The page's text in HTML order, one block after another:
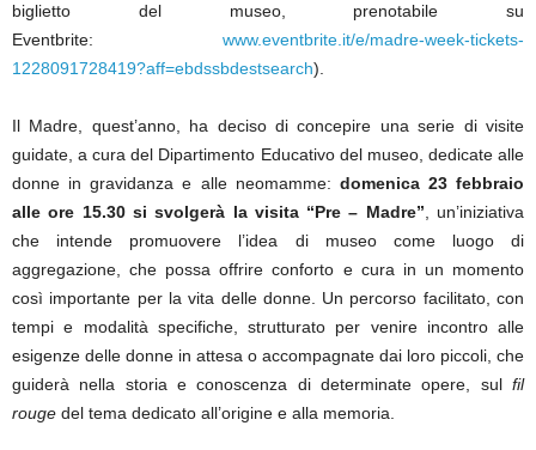
biglietto del museo, prenotabile su
Eventbrite: www.eventbrite.it/e/madre-week-tickets-
1228091728419?aff=ebdssbdestsearch).
Il Madre, quest’anno, ha deciso di concepire una serie di visite
guidate, a cura del Dipartimento Educativo del museo, dedicate alle
donne in gravidanza e alle neomamme: domenica 23 febbraio
alle ore 15.30 si svolgerà la visita “Pre – Madre” , un’iniziativa
che intende promuovere l’idea di museo come luogo di
aggregazione, che possa offrire conforto e cura in un momento
così importante per la vita delle donne. Un percorso facilitato, con
tempi e modalità specifiche, strutturato per venire incontro alle
esigenze delle donne in attesa o accompagnate dai loro piccoli, che
guiderà nella storia e conoscenza di determinate opere, sul fil
rouge del tema dedicato all’origine e alla memoria.